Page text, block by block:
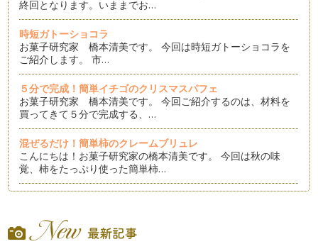
終回となります。いままでお…
時短ガトーショコラ
お菓子研究家 橋本清美です。 今回は時短ガトーショコラを
ご紹介します。 市…
５分で完成！簡単イチゴのクリスマスパフェ
お菓子研究家 橋本清美です。 今回ご紹介するのは、材料を
買ってきて５分で完成する、…
混ぜるだけ！簡単柿のクレームブリュレ
こんにちは！お菓子研究家の橋本清美です。 今回は秋の味
覚、柿をたっぷり使った簡単柿…
月。ハロウィンパーティーを開…